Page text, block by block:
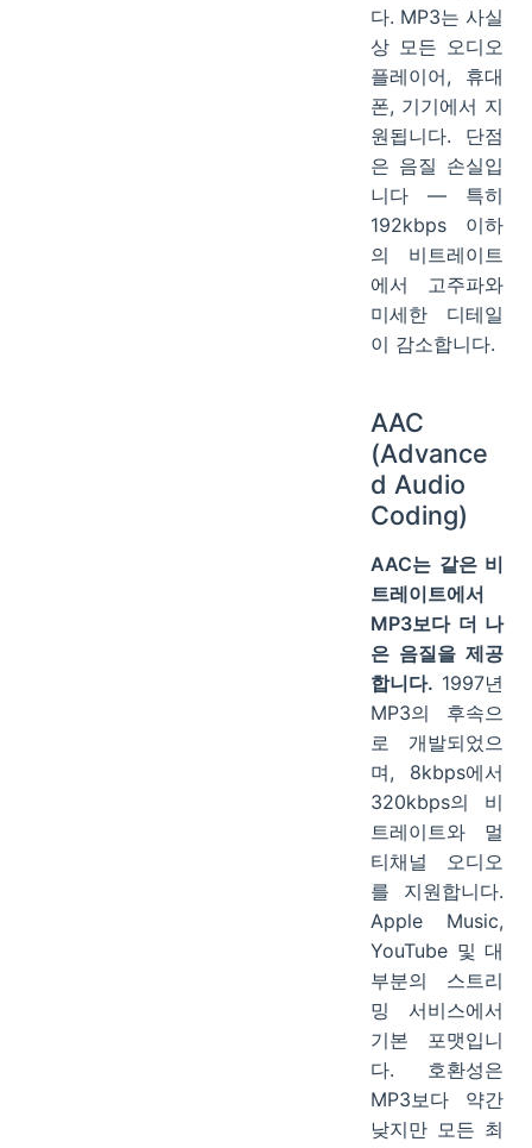
다. MP3는 사실
상 모든 오디오
플레이어, 휴대
폰, 기기에서 지
원됩니다. 단점
은 음질 손실입
니다 — 특히
192kbps 이하
의 비트레이트
에서 고주파와
미세한 디테일
이 감소합니다.
AAC
(Advance
d Audio
Coding)
AAC는 같은 비
트레이트에서
MP3보다 더 나
은 음질을 제공
합니다. 1997년
MP3의 후속으
로 개발되었으
며, 8kbps에서
320kbps의 비
트레이트와 멀
티채널 오디오
를 지원합니다.
Apple Music,
YouTube 및 대
부분의 스트리
밍 서비스에서
기본 포맷입니
다. 호환성은
MP3보다 약간
낮지만 모든 최